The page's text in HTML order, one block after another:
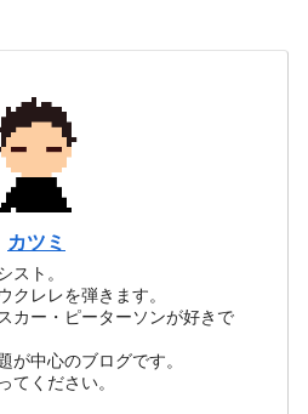
カツミ
スト。
クレレを弾きます。
カー・ピーターソンが好きで
が中心のブログです。
てください。